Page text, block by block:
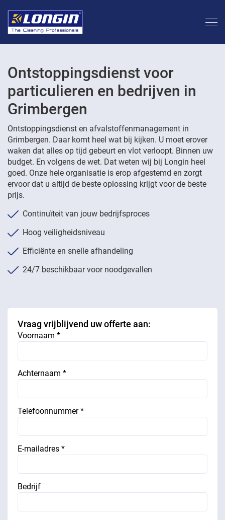
Ontstoppingsdienst voor
particulieren en bedrijven in
Grimbergen
Ontstoppingsdienst en afvalstoffenmanagement in
Grimbergen. Daar komt heel wat bij kijken. U moet erover
waken dat alles op tijd gebeurt en vlot verloopt. Binnen uw
budget. En volgens de wet. Dat weten wij bij Longin heel
goed. Onze hele organisatie is erop afgestemd en zorgt
ervoor dat u altijd de beste oplossing krijgt voor de beste
prijs.
Continuïteit van jouw bedrijfsproces
Hoog veiligheidsniveau
Efficiënte en snelle afhandeling
24/7 beschikbaar voor noodgevallen
Vraag vrijblijvend uw offerte aan:
Voornaam *
Achternaam *
Telefoonnummer *
E-mailadres *
Bedrijf